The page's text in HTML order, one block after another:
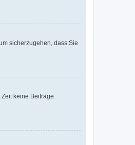
sicherzugehen, dass Sie
keine Beiträge